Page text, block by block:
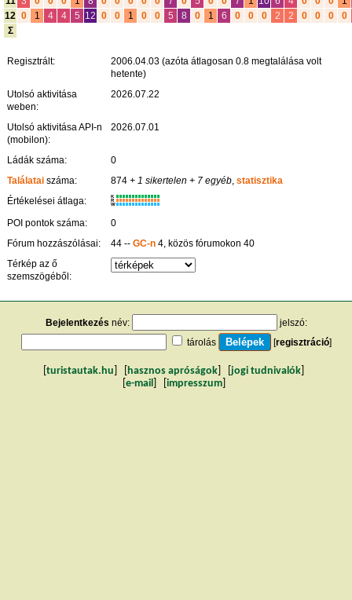
12 0 1 4 4 5 12 0 0 1 0 0 5 8 0 1 6 0 0 0 2 2 0 0 0
0
Σ
Regisztrált:
2006.04.03 (azóta átlagosan 0.8 megtalálása volt
hetente)
Utolsó aktivitása
weben:
2026.07.22
Utolsó aktivitása API-n
(mobilon):
2026.07.01
Ládák száma:
0
Találatai száma: 874 + 1 sikertelen + 7 egyéb,statisztika
Értékelései átlaga:
K
R
W
POI pontok száma:
0
Fórum hozzászólásai:
44 --GC-n 4, közös fórumokon 40
Térkép az ő
szemszögéből:
Bejelentkezés név:
jelszó:
tárolás
[regisztráció]
turistautak.hu hasznos apróságok jogi tudnivalók
e-mail impresszum]